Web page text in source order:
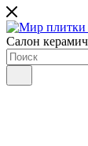
Салон